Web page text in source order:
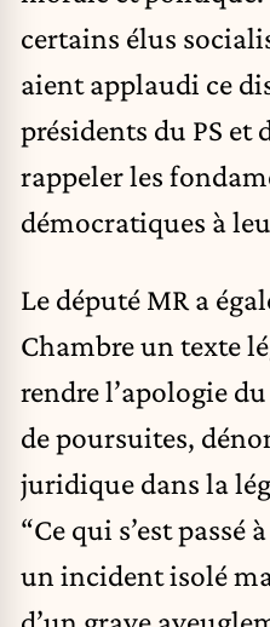
certains élus
aient applaudi ce
présidents du PS et
rappeler les
démocratiques à
Le député MR a
Chambre un texte
rendre l’apologie
de poursuites,
juridique dans la
“Ce qui s’est passé
un incident isolé